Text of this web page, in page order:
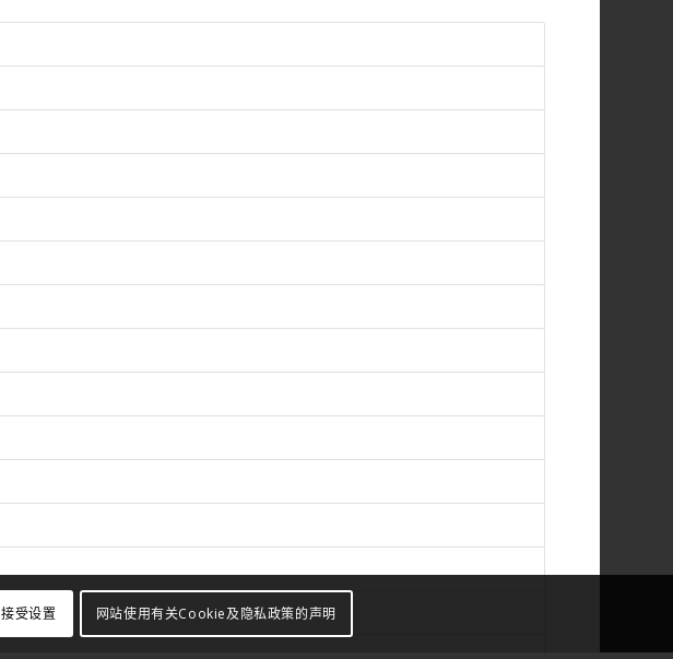
接受设置 网站使用有关Cookie及隐私政策的声明